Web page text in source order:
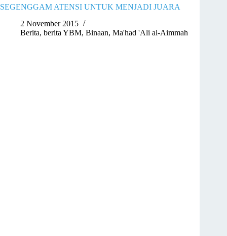
SEGENGGAM ATENSI UNTUK MENJADI JUARA
2 November 2015
Berita, berita YBM, Binaan, Ma'had 'Ali al-Aimmah